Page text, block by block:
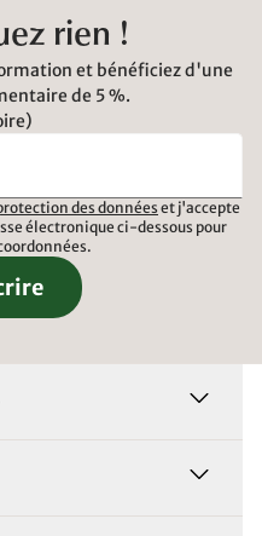
rien !
et bénéficiez d'une
de 5 %.
des donnéeset j'accepte
électronique ci-dessous pour